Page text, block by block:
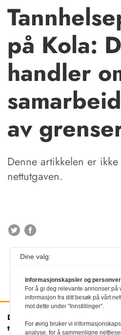
på Kola:
handler
av
Denne artikkelen er
nettutgaven.
Den norske
tannlegeforenings Tidende
Dine valg:
Informasjonskapsler og
For å gi deg relevante annonser på
informasjon fra ditt besøk på vårt
mot dette under "Innstillinger".
For øvrig bruker vi
analyse, for å sammenligne